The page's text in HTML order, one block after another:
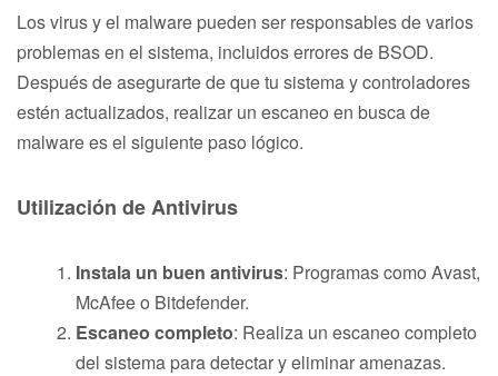
Los virus y el malware pueden ser responsables de varios
problemas en el sistema, incluidos errores de BSOD.
Después de asegurarte de que tu sistema y controladores
estén actualizados, realizar un escaneo en busca de
malware es el siguiente paso lógico.
Utilización de Antivirus
Instala un buen antivirus: Programas como Avast,
McAfee o Bitdefender.
Escaneo completo: Realiza un escaneo completo
del sistema para detectar y eliminar amenazas.